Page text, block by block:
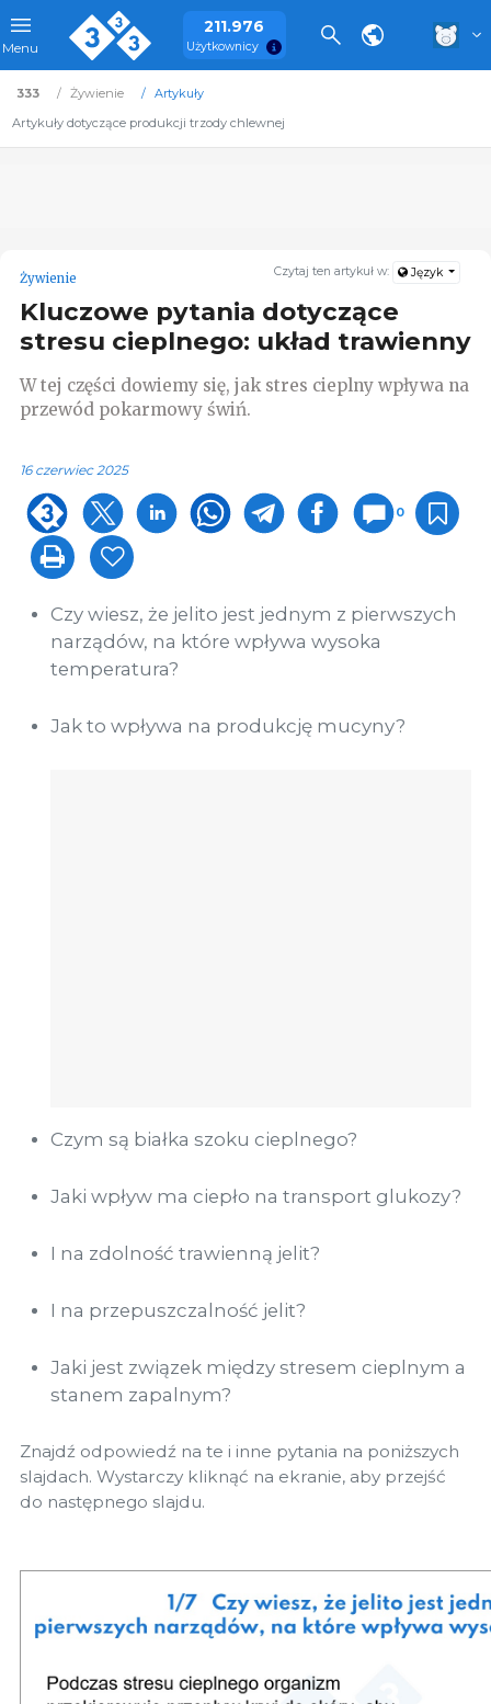
Menu
211.976
Użytkownicy
333 Żywienie
Artykuły
Artykuły dotyczące produkcji trzody chlewnej
Czytaj ten artykuł w: Język
Żywienie
Kluczowe pytania dotyczące
stresu cieplnego: układ trawienny
W tej części dowiemy się, jak stres cieplny wpływa na
przewód pokarmowy świń.
16 czerwiec 2025
0
Czy wiesz, że jelito jest jednym z pierwszych
narządów, na które wpływa wysoka
temperatura?
Jak to wpływa na produkcję mucyny?
Czym są białka szoku cieplnego?
Jaki wpływ ma ciepło na transport glukozy?
I na zdolność trawienną jelit?
I na przepuszczalność jelit?
Jaki jest związek między stresem cieplnym a
stanem zapalnym?
Znajdź odpowiedź na te i inne pytania na poniższych
slajdach. Wystarczy kliknąć na ekranie, aby przejść
do następnego slajdu.